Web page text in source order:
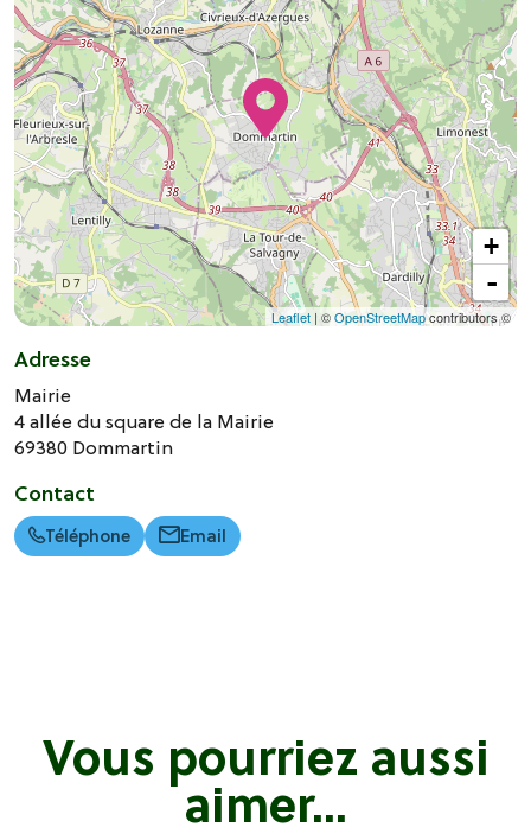
+
-
Leaflet | ©OpenStreetMapcontributors ©
Adresse
Mairie
4 allée du square de la Mairie
69380 Dommartin
Contact
Téléphone Email
Vous pourriez aussi
aimer...